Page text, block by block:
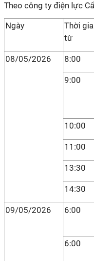
Theo công ty điện lực
Ngày
Thời
từ
08/05/2026 8:00
9:00
10:00
11:00
13:30
14:30
09/05/2026 6:00
6:00